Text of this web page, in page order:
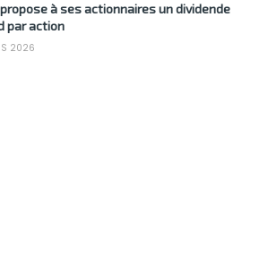
propose à ses actionnaires un dividende
par action
2026